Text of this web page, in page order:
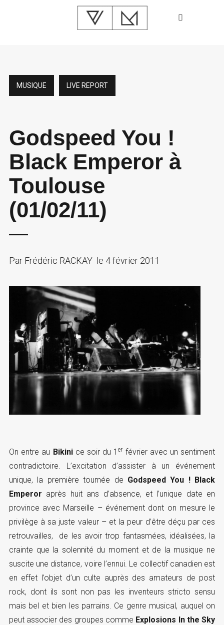
MUSIQUE LIVE REPORT
Godspeed You !
Black Emperor à
Toulouse
(01/02/11)
ParFrédéric RACKAY le 4 février 2011
On entre au Bikinice soir du 1er février avec un sentiment
contradictoire. L’excitation d’assister à un événement
unique, la première tournée de Godspeed You ! Black
Emperor après huit ans d’absence, et l’unique date en
province avec Marseille – événement dont on mesure le
privilège à sa juste valeur – et la peur d’être déçu par ces
retrouvailles, de les avoir trop fantasmées, idéalisées, la
crainte que la solennité du moment et de la musique ne
suscite une distance, voire l’ennui. Le collectif canadien est
en effet l’objet d’un culte auprès des amateurs de post
rock, dont ils sont non pas les inventeurs stricto sensu
mais bel et bien les parrains. Ce genre musical, auquel on
peut associer des groupes comme Explosions In the Sky